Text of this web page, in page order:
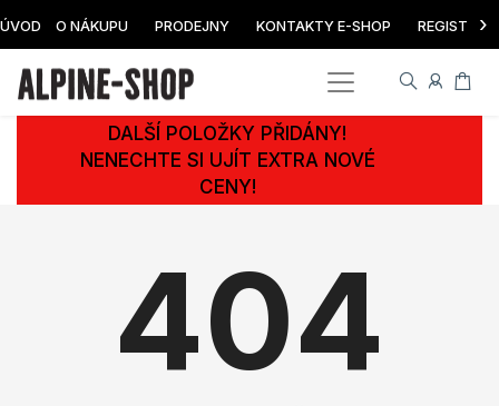
ÚVOD O NÁKUPU PRODEJNY KONTAKTY E-SHOP ›
DALŠÍ POLOŽKY PŘIDÁNY!
NENECHTE SI UJÍT EXTRA NOVÉ
CENY!
404